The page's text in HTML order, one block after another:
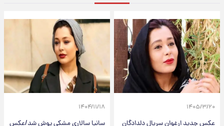
۱۴۰۵/۳/۲۰ ۱۴۰۴/۱۱/۱۸